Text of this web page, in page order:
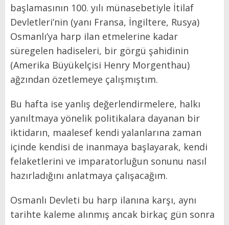
başlamasının 100. yılı münasebetiyle İtilaf
Devletleri’nin (yanı Fransa, İngiltere, Rusya)
Osmanlı’ya harp ilan etmelerine kadar
süregelen hadiseleri, bir görgü şahidinin
(Amerika Büyükelçisi Henry Morgenthau)
ağzından özetlemeye çalışmıştım.
Bu hafta ise yanlış değerlendirmelere, halkı
yanıltmaya yönelik politikalara dayanan bir
iktidarın, maalesef kendi yalanlarına zaman
içinde kendisi de inanmaya başlayarak, kendi
felaketlerini ve imparatorluğun sonunu nasıl
hazırladığını anlatmaya çalışacağım.
Osmanlı Devleti bu harp ilanına karşı, aynı
tarihte kaleme alınmış ancak birkaç gün sonra